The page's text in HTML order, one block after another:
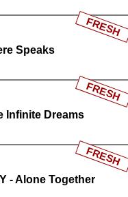
Speaks
FRESH
Infinite Dreams
FRESH
- Alone Together
FRESH